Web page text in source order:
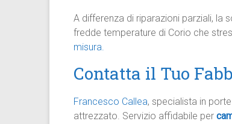
A differenza di riparazioni parziali, la
fredde temperature di Corio che
misura.
Contatta il Tuo
Francesco Callea, specialista in
attrezzato. Servizio affidabile per